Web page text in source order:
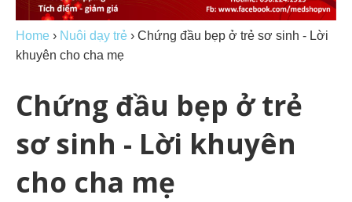
Home › Nuôi dạy trẻ › Chứng đầu bẹp ở trẻ sơ sinh - Lời
khuyên cho cha mẹ
Chứng đầu bẹp ở trẻ
sơ sinh - Lời khuyên
cho cha mẹ